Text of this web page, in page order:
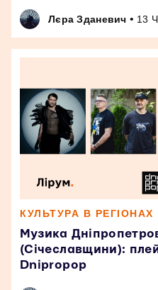
Лєра Зданевич • 13
КУЛЬТУРА В РЕГІОНАХ
Музика
(Січеславщини):
Dnipropop